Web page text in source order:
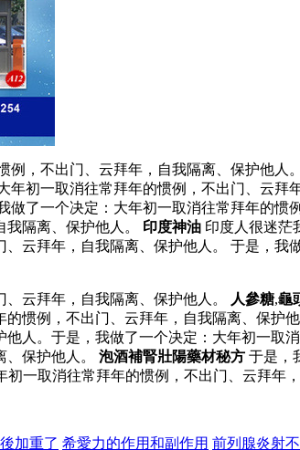
，不出门、云拜年，自我隔离、保护他
初一取消往常拜年的惯例，不出门、云拜
了一个决定：大年初一取消往常拜年的
隔离、保护他人。 印度神油 印度人很迷茫
云拜年，自我隔离、保护他人。 于是，
云拜年，自我隔离、保护他人。 人參糖,龜
惯例，不出门、云拜年，自我隔离、保护
人。于是，我做了一个决定：大年初一
保护他人。 泡酒補腎壯陽藥材秘方 于是，
初一取消往常拜年的惯例，不出门、云拜年
加重了 希愛力的作用和副作用 前列腺炎射